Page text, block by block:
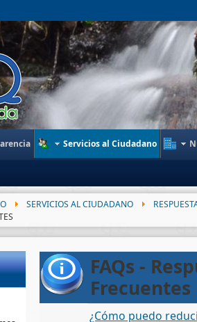
Servicios al Ciudadano
SERVICIOS AL CIUDADANO
FAQs -
Frecuentes
¿Cómo puedo